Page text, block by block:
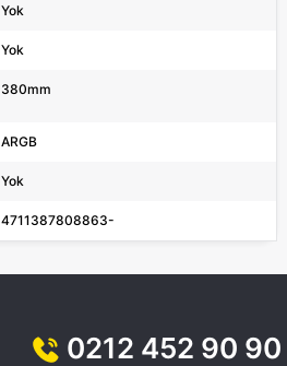
Yok
Yok
380mm
ARGB
Yok
4711387808863-
0212 452 90 90